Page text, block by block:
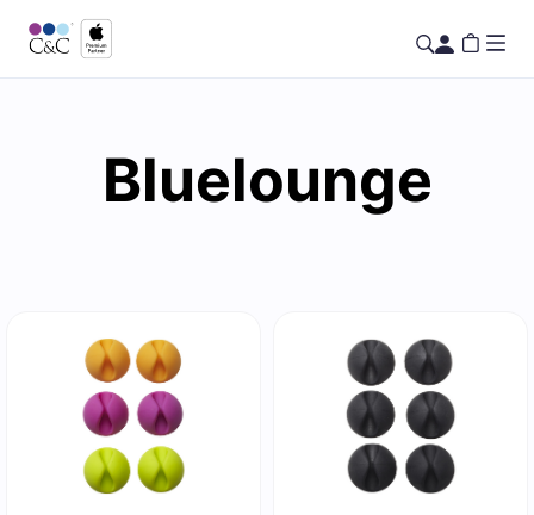
Bluelounge